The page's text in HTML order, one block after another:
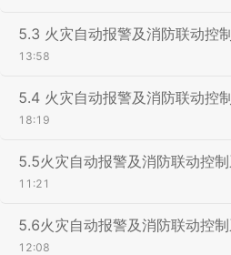
5.3 火灾自动报警及消防联动控
13:58
5.4 火灾自动报警及消防联动控
18:19
5.5火灾自动报警及消防联动控制
11:21
5.6火灾自动报警及消防联动控制
12:08